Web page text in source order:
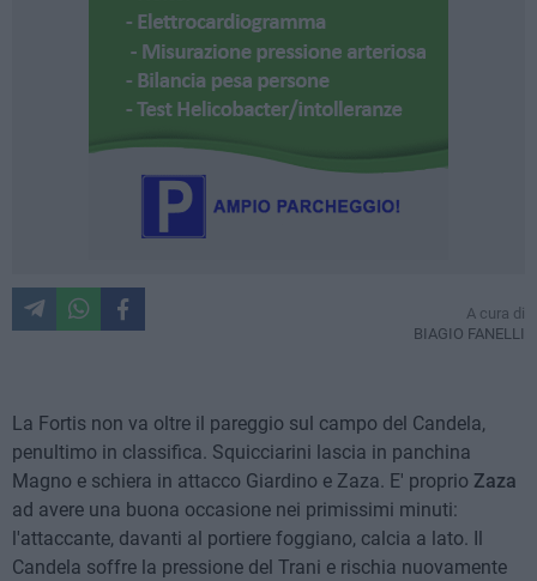
A cura di
BIAGIO FANELLI
La Fortis non va oltre il pareggio sul campo del Candela,
penultimo in classifica. Squicciarini lascia in panchina
Magno e schiera in attacco Giardino e Zaza. E' proprio Zaza
ad avere una buona occasione nei primissimi minuti:
l'attaccante, davanti al portiere foggiano, calcia a lato. Il
Candela soffre la pressione del Trani e rischia nuovamente